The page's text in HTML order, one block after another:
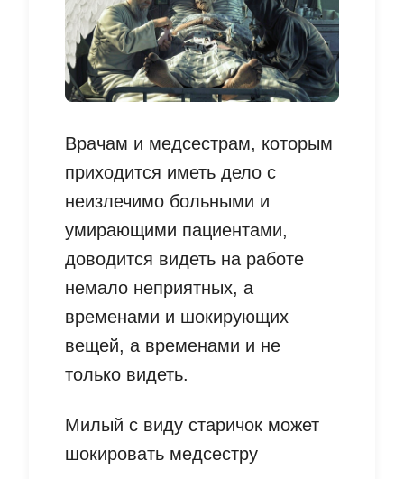
Врачам и медсестрам, которым
приходится иметь дело с
неизлечимо больными и
умирающими пациентами,
доводится видеть на работе
немало неприятных, а
временами и шокирующих
вещей, а временами и не
только видеть.
Милый с виду старичок может
шокировать медсестру